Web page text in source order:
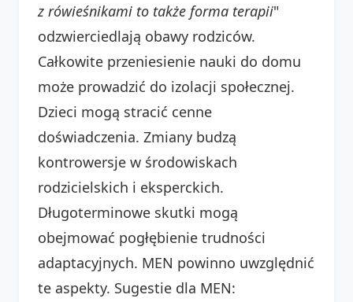
z rówieśnikami to także forma terapii"
odzwierciedlają obawy rodziców.
Całkowite przeniesienie nauki do domu
może prowadzić do izolacji społecznej.
Dzieci mogą stracić cenne
doświadczenia. Zmiany budzą
kontrowersje w środowiskach
rodzicielskich i eksperckich.
Długoterminowe skutki mogą
obejmować pogłębienie trudności
adaptacyjnych. MEN powinno uwzględnić
te aspekty. Sugestie dla MEN: